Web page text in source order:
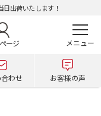
日出荷いたします！
ージ
わせ お客様の声